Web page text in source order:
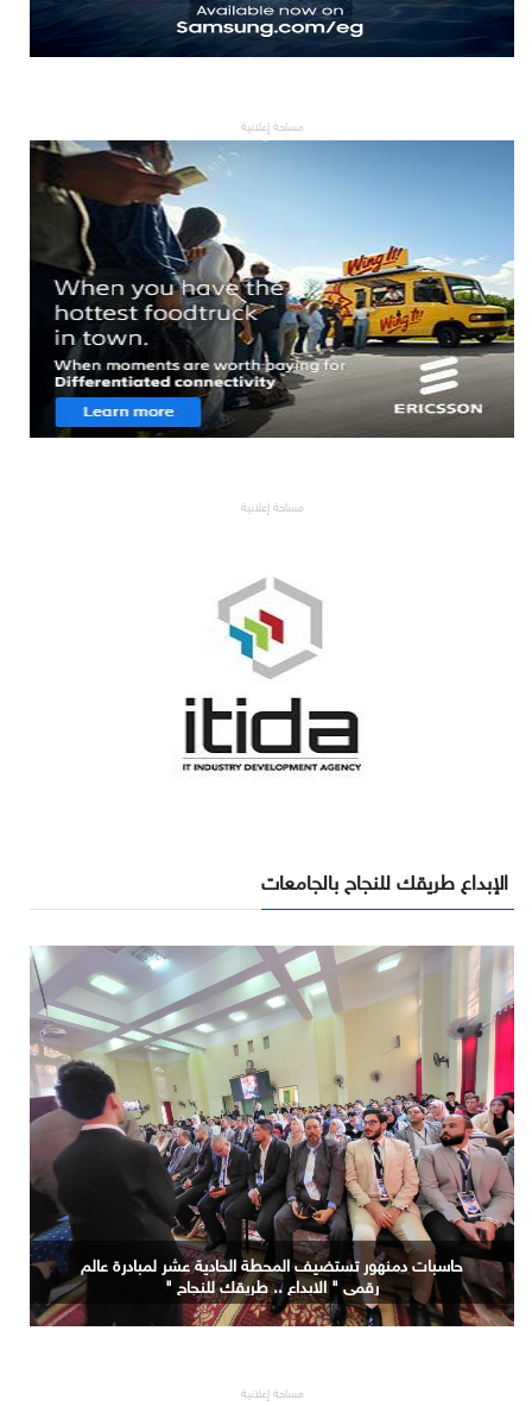
مساحة إعلانية
مساحة إعلانية
الإبداع طريقك للنجاح بالجامعات
حاسبات دمنهور تستضيف المحطة الحادية عشر لمبادرة عالم
رقمي " الابداع .. طريقك للنجاح "
مساحة إعلانية